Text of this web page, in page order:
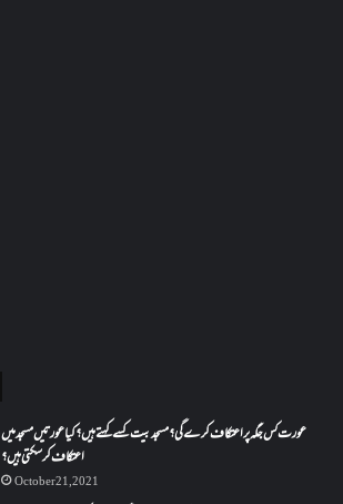
عورت کس جگہ پر اعتکاف کرے گی؟مسجد بیت کسے کہتے ہیں؟کیا عورتیں مسجد میں
اعتکاف کر سکتی ہیں؟
October 21, 2021